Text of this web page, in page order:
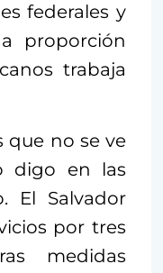
federales y
proporción
trabaja
que no se ve
digo en las
El Salvador
por tres
medidas